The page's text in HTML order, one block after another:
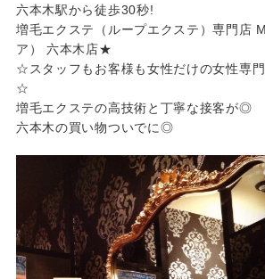
六本木駅から徒歩30秒!
増毛エクステ（ループエクステ）専門店
ア） 六本木店★
☆スタッフもお客様も女性だけの女性専
☆
増毛エクステの高技術と丁寧な接客が◎
六本木の買い物ついでに◎